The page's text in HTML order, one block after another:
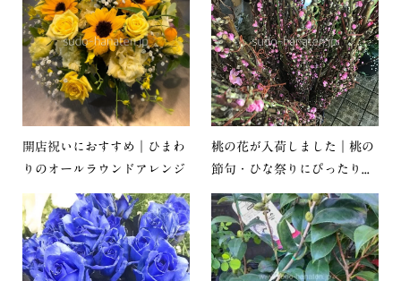
開店祝いにおすすめ｜ひまわ
りのオールラウンドアレンジ
桃の花が入荷しました｜桃の
節句・ひな祭りにぴったり...